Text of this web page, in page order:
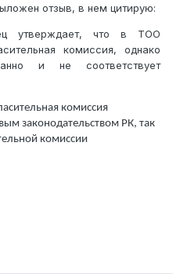
отзыв, в нем цитирую:
утверждает, что в ТОО
комиссия, однако
и не соответствует
комиссия
законодательством РК, так
комиссии